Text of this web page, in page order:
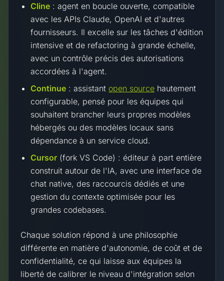
Cline : agent en boucle ouverte, compatible
avec les APIs Claude, OpenAI et d'autres
fournisseurs. Il excelle sur les tâches d'édition
intensive et de refactoring à grande échelle,
avec un contrôle précis des autorisations
accordées à l'agent.
Continue : assistant open source hautement
configurable, pensé pour les équipes qui
souhaitent brancher leurs propres modèles
hébergés ou des modèles locaux sans
dépendance à un service cloud.
Cursor (fork VS Code) : éditeur à part entière
construit autour de l'IA, avec une interface de
chat native, des raccourcis dédiés et une
gestion du contexte optimisée pour les
grandes codebases.
Chaque solution répond à une philosophie
différente en matière d'autonomie, de coût et de
confidentialité, ce qui laisse aux équipes la
liberté de calibrer le niveau d'intégration selon